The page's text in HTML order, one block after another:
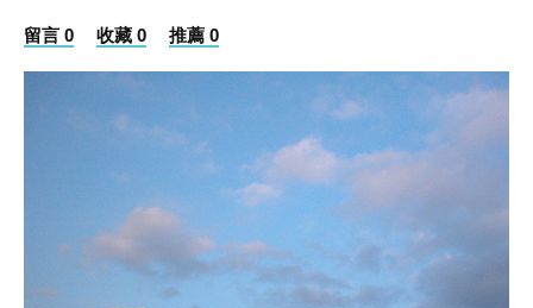
留言 0 收藏 0 推薦 0